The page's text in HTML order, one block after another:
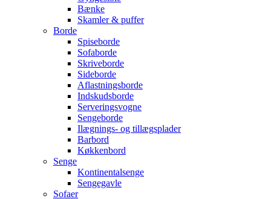
Bænke
Skamler & puffer
Borde
Spiseborde
Sofaborde
Skriveborde
Sideborde
Aflastningsborde
Indskudsborde
Serveringsvogne
Sengeborde
Ilægnings- og tillægsplader
Barbord
Køkkenbord
Senge
Kontinentalsenge
Sengegavle
Sofaer